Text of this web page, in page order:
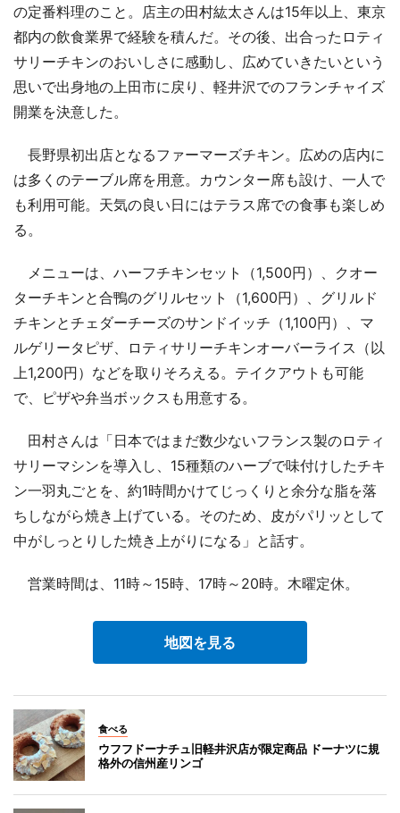
の定番料理のこと。店主の田村紘太さんは15年以上、東京
都内の飲食業界で経験を積んだ。その後、出合ったロティ
サリーチキンのおいしさに感動し、広めていきたいという
思いで出身地の上田市に戻り、軽井沢でのフランチャイズ
開業を決意した。
長野県初出店となるファーマーズチキン。広めの店内に
は多くのテーブル席を用意。カウンター席も設け、一人で
も利用可能。天気の良い日にはテラス席での食事も楽しめ
る。
メニューは、ハーフチキンセット（1,500円）、クオー
ターチキンと合鴨のグリルセット（1,600円）、グリルド
チキンとチェダーチーズのサンドイッチ（1,100円）、マ
ルゲリータピザ、ロティサリーチキンオーバーライス（以
上1,200円）などを取りそろえる。テイクアウトも可能
で、ピザや弁当ボックスも用意する。
田村さんは「日本ではまだ数少ないフランス製のロティ
サリーマシンを導入し、15種類のハーブで味付けしたチキ
ン一羽丸ごとを、約1時間かけてじっくりと余分な脂を落
ちしながら焼き上げている。そのため、皮がパリッとして
中がしっとりした焼き上がりになる」と話す。
営業時間は、11時～15時、17時～20時。木曜定休。
地図を見る
食べる
ウフフドーナチュ旧軽井沢店が限定商品 ドーナツに規
格外の信州産リンゴ